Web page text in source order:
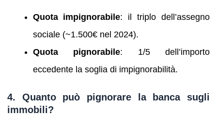
Quota impignorabile: il triplo dell’assegno
sociale (~1.500€ nel 2024).
Quota pignorabile: 1/5 dell’importo
eccedente la soglia di impignorabilità.
4. Quanto può pignorare la banca sugli
immobili?